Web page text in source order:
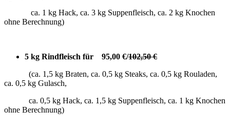
ca. 1 kg Hack, ca. 3 kg Suppenfleisch, ca. 2 kg Knochen
ohne Berechnung)
5 kg Rindfleisch für 95,00 €/102,50 €
(ca. 1,5 kg Braten, ca. 0,5 kg Steaks, ca. 0,5 kg Rouladen,
ca. 0,5 kg Gulasch,
ca. 0,5 kg Hack, ca. 1,5 kg Suppenfleisch, ca. 1 kg Knochen
ohne Berechnung)